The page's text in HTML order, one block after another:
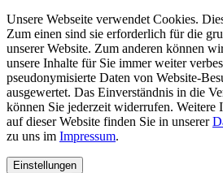
Unsere Webseite verwendet Cookies.
Zum einen sind sie erforderlich für die
unserer Website. Zum anderen können
unsere Inhalte für Sie immer weiter
pseudonymisierte Daten von Website-
ausgewertet. Das Einverständnis in die
können Sie jederzeit widerrufen. Weitere
auf dieser Website finden Sie in unserer
zu uns im Impressum.
Einstellungen